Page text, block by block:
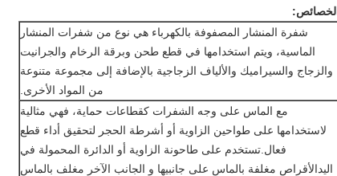
الخصائص:
شفرة المنشار المصفوفة بالكهرباء هي نوع من شفرات المنشار
الماسية، ويتم استخدامها في قطع طحن وبرقة الرخام والجرانيت
والزجاج والسيراميك والألياف الزجاجية بالإضافة إلى مجموعة متنوعة
من المواد الأخرى.
مع الماس على وجه الشفرات كقطاعات حماية، فهي مثالية
لاستخدامها على طواحين الزاوية أو أشرطة الحجر لتحقيق أداء قطع
فعال.تستخدم على طاحونة الزاوية أو الدائرة المحمولة في
اليدالأقراص مغلفة بالماس على جانبيها و الجانب الآخر مغلف بالماس